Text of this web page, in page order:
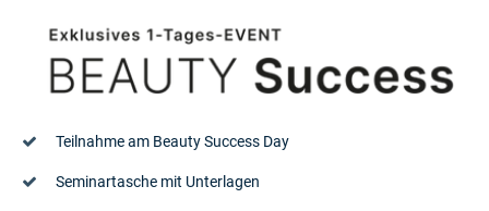
Teilnahme am Beauty Success Day
Seminartasche mit Unterlagen